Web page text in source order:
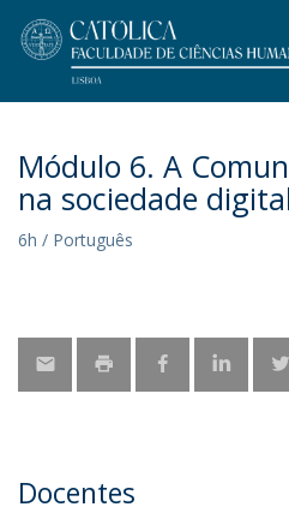
Módulo 6. A
na sociedade
6h / Português
Docentes